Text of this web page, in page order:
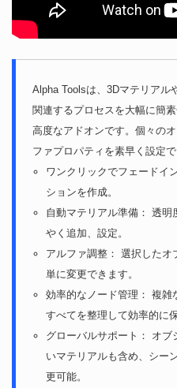
Alpha Toolsは、3Dマテリアル
関連するプロセスを大幅に簡
高度なアドオンです。個々の
ファプロパティを素早く設定
ワンクリックでフェードイ
ションを作成。
自動マテリアル準備： 透
やく追加、設定。
アルファ調整： 選択した
単に変更できます。
効率的なノード管理： 複雑
すべてを整理して効率的に
グローバルサポート： オブ
いマテリアルも含め、シー
更可能。